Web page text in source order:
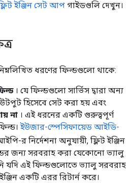
ইঞ্জিন সেট আপ গাইডগুলি দেখুন।
ধরণের ফিল্ডগুলো থাকে:
। যে ফিল্ডগুলো সার্ভিস দ্বারা অন্য
হিসেবে সেট করা হয় এবং
না । এই ধরনের একটি গুরুত্বপূর্ণ
ইউজার-স্পেসিফায়েড আইডি-
র নির্দেশনা অনুযায়ী, ফ্লিট ইঞ্জিন
জন্য সরবরাহ করা যেকোনো ভ্যালু
যদি এই ফিল্ডগুলোতে ভ্যালু সরবরাহ
একটি এরর রিটার্ন করে।